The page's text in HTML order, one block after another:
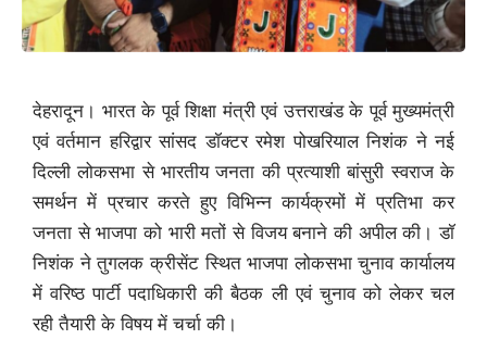
देहरादून। भारत के पूर्व शिक्षा मंत्री एवं उत्तराखंड के पूर्व मुख्यमंत्री
एवं वर्तमान हरिद्वार सांसद डॉक्टर रमेश पोखरियाल निशंक ने नई
दिल्ली लोकसभा से भारतीय जनता की प्रत्याशी बांसुरी स्वराज के
समर्थन में प्रचार करते हुए विभिन्न कार्यक्रमों में प्रतिभा कर
जनता से भाजपा को भारी मतों से विजय बनाने की अपील की। डॉ
निशंक ने तुगलक क्रीसेंट स्थित भाजपा लोकसभा चुनाव कार्यालय
में वरिष्ठ पार्टी पदाधिकारी की बैठक ली एवं चुनाव को लेकर चल
रही तैयारी के विषय में चर्चा की।